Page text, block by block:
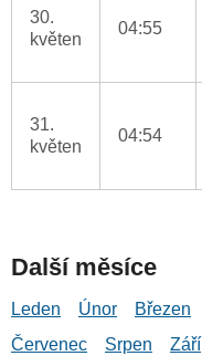
30.
květen
04:55
31.
květen
04:54
Další měsíce
Leden Únor Březen
Červenec
Srpen Září